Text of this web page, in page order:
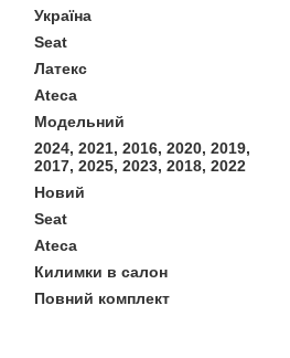
Україна
Seat
Латекс
Ateca
Модельний
2024, 2021, 2016, 2020, 2019,
2017, 2025, 2023, 2018, 2022
Новий
Seat
Ateca
Килимки в салон
Повний комплект